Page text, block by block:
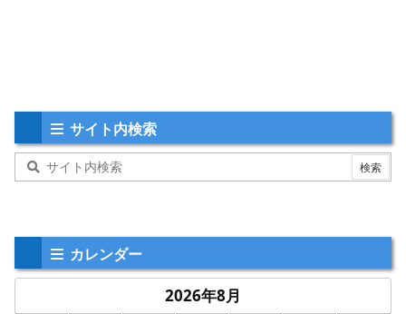
サイト内検索
カレンダー
2026年8月